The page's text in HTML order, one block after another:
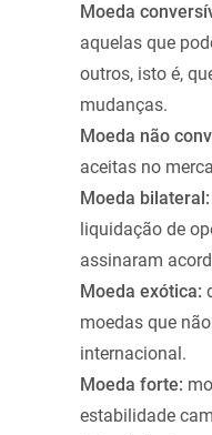
Moeda
aquelas que
outros, isto é,
mudanças.
Moeda não
aceitas no
Moeda bilateral:
liquidação de
assinaram
Moeda exótica:
moedas que
internacional.
Moeda forte:
estabilidade